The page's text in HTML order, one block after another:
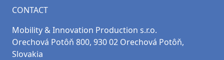
CONTACT
Mobility & Innovation Production s.r.o.
Orechová Potôň 800, 930 02 Orechová Potôň,
Slovakia